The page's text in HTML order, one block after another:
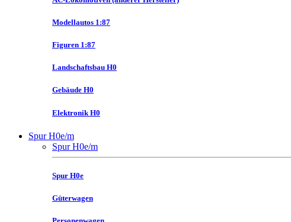
Modellautos 1:87
Figuren 1:87
Landschaftsbau H0
Gebäude H0
Elektronik H0
Spur H0e/m
Spur H0e/m
Spur H0e
Güterwagen